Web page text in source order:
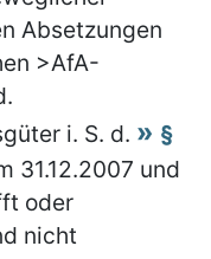
Absetzungen
>AfA-
i. S. d.
§
31.12.2007 und
oder
nicht